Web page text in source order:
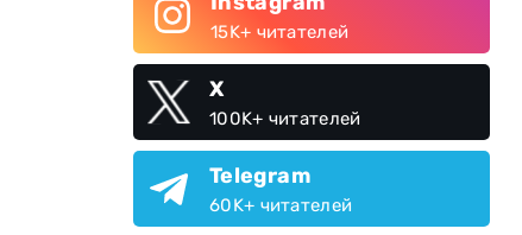
15K+ читателей
X
100K+ читателей
Telegram
60K+ читателей